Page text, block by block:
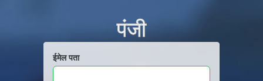
पंजी
ईमेल पता